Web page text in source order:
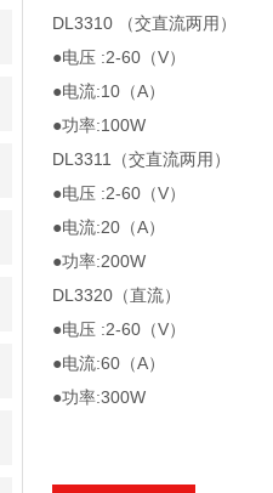
DL3310 （交直流两用）
●电压 :2-60（V）
●电流:10（A）
●功率:100W
DL3311（交直流两用）
●电压 :2-60（V）
●电流:20（A）
●功率:200W
DL3320（直流）
●电压 :2-60（V）
●电流:60（A）
●功率:300W